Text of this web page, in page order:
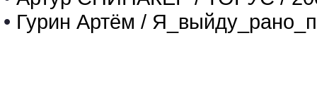
• Гурин Артём /